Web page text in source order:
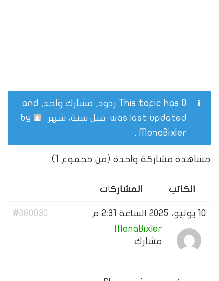
This topic has 0 ردود, مشارك واحد, and
was last updated قبل سنة، شهر
MonaBixler
.
مشاهدة مشاركة واحدة (من مجموع 1)
الكاتب المشاركات
10 يونيو، 2025 الساعة 2:31 م
#360030
MonaBixler
مشارك